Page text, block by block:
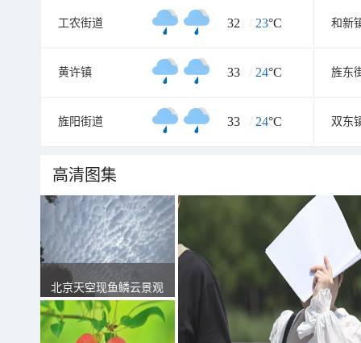
工农街道 32 / 23°C 和新
黄许镇 33 / 24°C 旌东
旌阳街道 33 / 24°C 双东
高清图集
北京天空现鱼鳞云景观